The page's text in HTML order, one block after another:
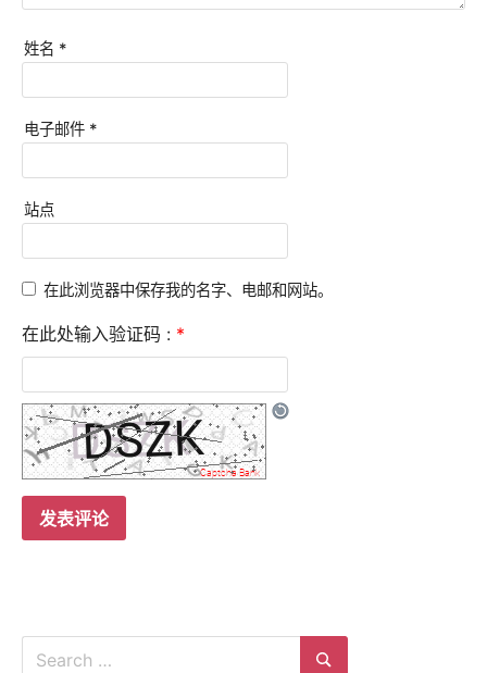
姓名 *
电子邮件 *
站点
在此浏览器中保存我的名字、电邮和网站。
在此处输入验证码 : *
Search